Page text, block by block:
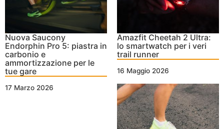
Nuova Saucony
Endorphin Pro 5: piastra in
carbonio e
ammortizzazione per le
tue gare
17 Marzo 2026
Amazfit Cheetah 2 Ultra:
lo smartwatch per i veri
trail runner
16 Maggio 2026